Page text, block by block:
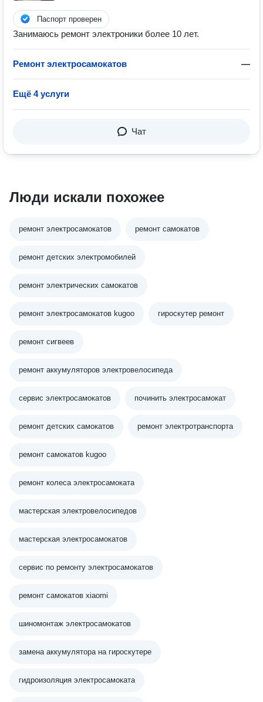
Паспорт проверен
Занимаюсь ремонт электроники более 10 лет.
Ремонт электросамокатов —
Ещё 4 услуги
Чат
Люди искали похожее
ремонт электросамокатов ремонт самокатов
ремонт детских электромобилей
ремонт электрических самокатов
ремонт электросамокатов kugoo гироскутер ремонт
ремонт сигвеев
ремонт аккумуляторов электровелосипеда
сервис электросамокатов починить электросамокат
ремонт детских самокатов ремонт электротранспорта
ремонт самокатов kugoo
ремонт колеса электросамоката
мастерская электровелосипедов
мастерская электросамокатов
сервис по ремонту электросамокатов
ремонт самокатов xiaomi
шиномонтаж электросамокатов
замена аккумулятора на гироскутере
гидроизоляция электросамоката